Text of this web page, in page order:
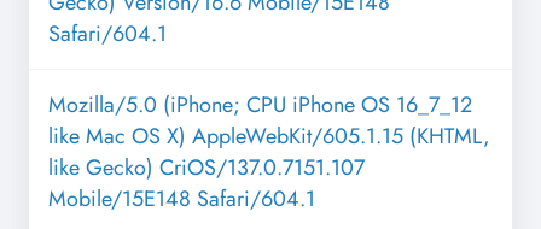
Safari/604.1
Mozilla/5.0 (iPhone; CPU iPhone OS 16_7_12
like Mac OS X) AppleWebKit/605.1.15 (KHTML,
like Gecko) CriOS/137.0.7151.107
Mobile/15E148 Safari/604.1